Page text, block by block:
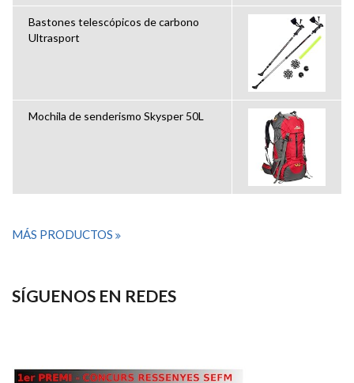
Bastones telescópicos de carbono
Ultrasport
Mochila de senderismo Skysper 50L
MÁS PRODUCTOS
SÍGUENOS EN REDES